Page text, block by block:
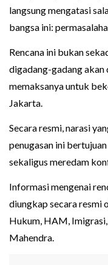
langsung mengatasi
bangsa ini:
Rencana ini bukan
digadang-gadang
memaksanya untuk
Jakarta.
Secara resmi, narasi
penugasan ini
sekaligus meredam
Informasi mengenai
diungkap secara
Hukum, HAM,
Mahendra.